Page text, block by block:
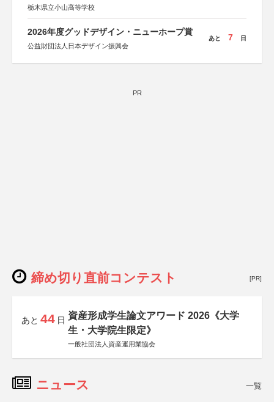
栃木県立小山高等学校
2026年度グッドデザイン・ニューホープ賞
公益財団法人日本デザイン振興会
あと 7 日
PR
締め切り直前コンテスト [PR]
あと 44 日 資産形成学生論文アワード 2026《大学
生・大学院生限定》
一般社団法人資産運用業協会
ニュース 一覧